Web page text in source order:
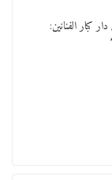
كبار الفنانين: